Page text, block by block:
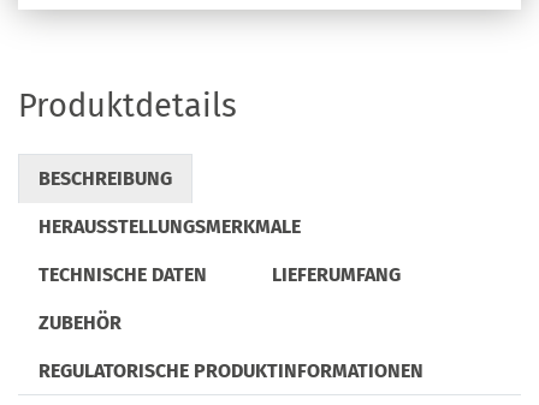
Produktdetails
BESCHREIBUNG
HERAUSSTELLUNGSMERKMALE
TECHNISCHE DATEN LIEFERUMFANG
ZUBEHÖR
REGULATORISCHE PRODUKTINFORMATIONEN